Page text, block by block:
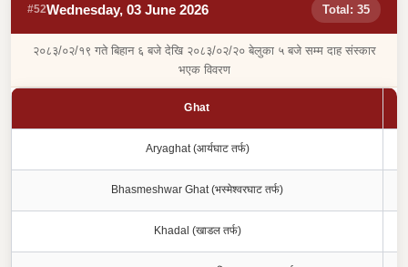
#52Wednesday, 03 June 2026 Total: 35
२०८३/०२/१९ गते बिहान ६ बजे देखि २०८३/०२/२० बेलुका ५ बजे सम्म दाह संस्कार
भएक विवरण
Ghat
Aryaghat (आर्यघाट तर्फ)
Bhasmeshwar Ghat (भस्मेश्वरघाट तर्फ)
Khadal (खाडल तर्फ)